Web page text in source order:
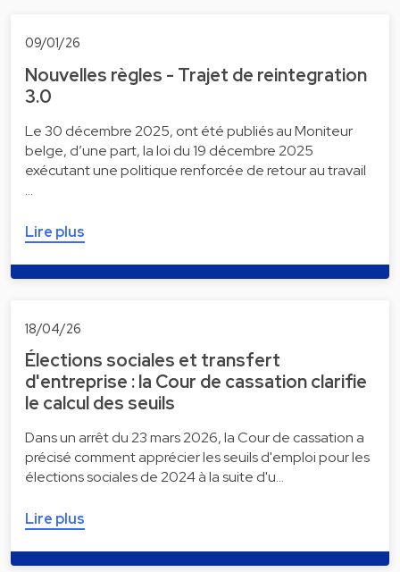
09/01/26
Nouvelles règles - Trajet de reintegration
3.0
Le 30 décembre 2025, ont été publiés au Moniteur
belge, d’une part, la loi du 19 décembre 2025
exécutant une politique renforcée de retour au travail
…
Lire plus
18/04/26
Élections sociales et transfert
d'entreprise : la Cour de cassation clarifie
le calcul des seuils
Dans un arrêt du 23 mars 2026, la Cour de cassation a
précisé comment apprécier les seuils d'emploi pour les
élections sociales de 2024 à la suite d'u…
Lire plus